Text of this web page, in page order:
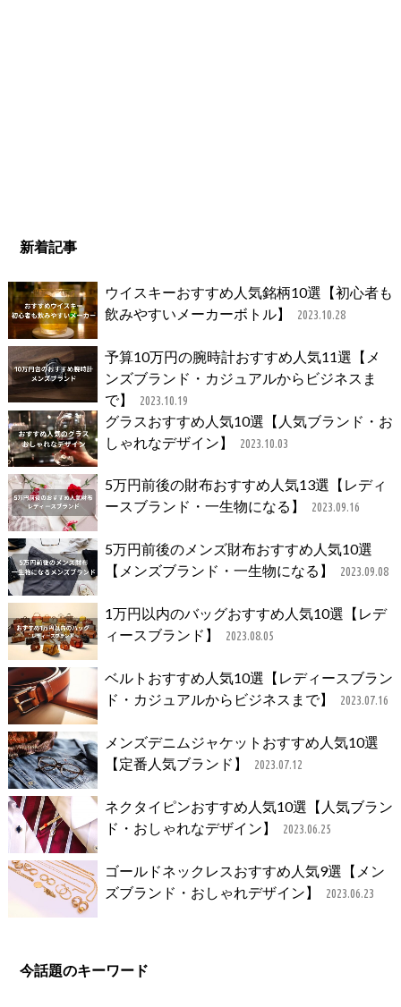
新着記事
ウイスキーおすすめ人気銘柄10選【初心者も
飲みやすいメーカーボトル】
2023.10.28
予算10万円の腕時計おすすめ人気11選【メ
ンズブランド・カジュアルからビジネスま
で】
2023.10.19
グラスおすすめ人気10選【人気ブランド・お
しゃれなデザイン】
2023.10.03
5万円前後の財布おすすめ人気13選【レディ
ースブランド・一生物になる】
2023.09.16
5万円前後のメンズ財布おすすめ人気10選
【メンズブランド・一生物になる】
2023.09.08
1万円以内のバッグおすすめ人気10選【レデ
ィースブランド】
2023.08.05
ベルトおすすめ人気10選【レディースブラン
ド・カジュアルからビジネスまで】
2023.07.16
メンズデニムジャケットおすすめ人気10選
【定番人気ブランド】
2023.07.12
ネクタイピンおすすめ人気10選【人気ブラン
ド・おしゃれなデザイン】
2023.06.25
ゴールドネックレスおすすめ人気9選【メン
ズブランド・おしゃれデザイン】
2023.06.23
今話題のキーワード